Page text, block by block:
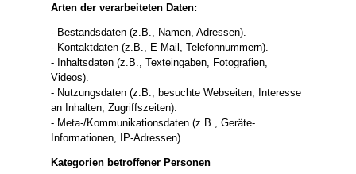
Arten der verarbeiteten Daten:
- Bestandsdaten (z.B., Namen, Adressen).
- Kontaktdaten (z.B., E-Mail, Telefonnummern).
- Inhaltsdaten (z.B., Texteingaben, Fotografien,
Videos).
- Nutzungsdaten (z.B., besuchte Webseiten, Interesse
an Inhalten, Zugriffszeiten).
- Meta-/Kommunikationsdaten (z.B., Geräte-
Informationen, IP-Adressen).
Kategorien betroffener Personen